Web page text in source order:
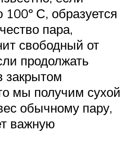
100º С, образуется
пара,
свободный от
продолжать
закрытом
мы получим сухой
обычному пару,
важную